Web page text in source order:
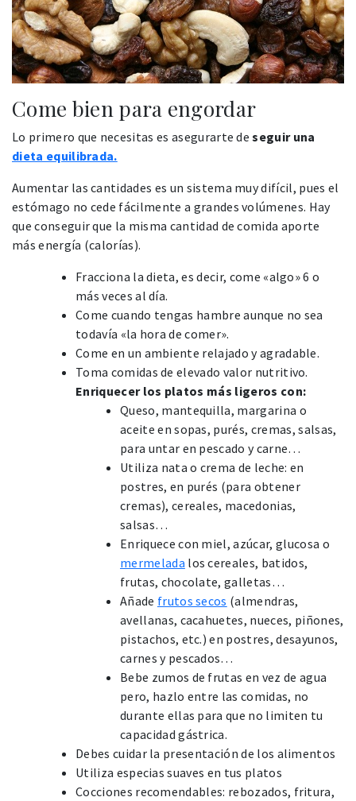
Come bien para engordar
Lo primero que necesitas es asegurarte deseguir una
dieta equilibrada.
Aumentar las cantidades es un sistema muy difícil, pues el
estómago no cede fácilmente a grandes volúmenes. Hay
que conseguir que la misma cantidad de comida aporte
más energía (calorías).
Fracciona la dieta, es decir, come «algo» 6 o
más veces al día.
Come cuando tengas hambre aunque no sea
todavía «la hora de comer».
Come en un ambiente relajado y agradable.
Toma comidas de elevado valor nutritivo.
Enriquecer los platos más ligeros con:
Queso, mantequilla, margarina o
aceite en sopas, purés, cremas, salsas,
para untar en pescado y carne…
Utiliza nata o crema de leche: en
postres, en purés (para obtener
cremas), cereales, macedonias,
salsas…
Enriquece con miel, azúcar, glucosa o
mermelada los cereales, batidos,
frutas, chocolate, galletas…
Añade frutos secos (almendras,
avellanas, cacahuetes, nueces, piñones,
pistachos, etc.) en postres, desayunos,
carnes y pescados…
Bebe zumos de frutas en vez de agua
pero, hazlo entre las comidas, no
durante ellas para que no limiten tu
capacidad gástrica.
Debes cuidar la presentación de los alimentos
Utiliza especias suaves en tus platos
Cocciones recomendables: rebozados, fritura,